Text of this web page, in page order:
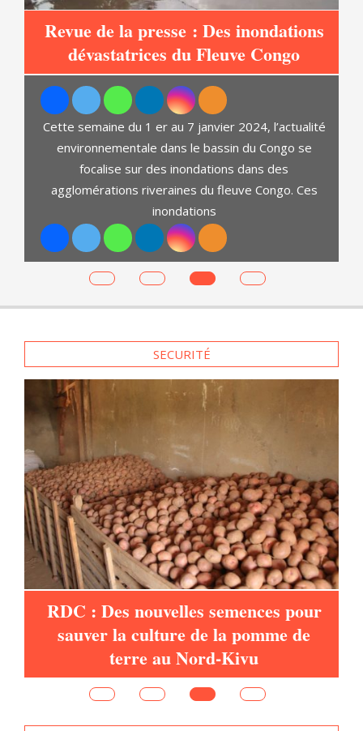
Revue de la presse : Des inondations
dévastatrices du Fleuve Congo
Cette semaine du 1 er au 7 janvier 2024, l’actualité
environnementale dans le bassin du Congo se
focalise sur des inondations dans des
agglomérations riveraines du fleuve Congo. Ces
inondations
SECURITÉ
RDC : Des nouvelles semences pour
sauver la culture de la pomme de
terre au Nord-Kivu